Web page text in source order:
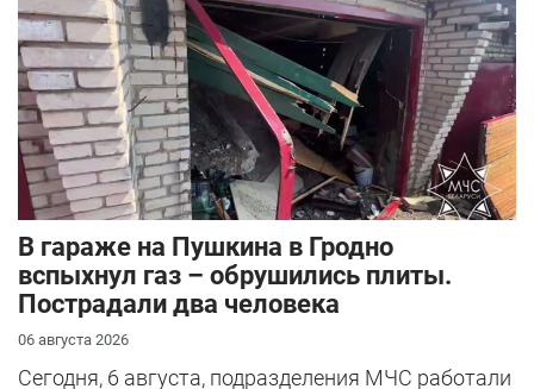
В гараже на Пушкина в Гродно
вспыхнул газ – обрушились плиты.
Пострадали два человека
06 августа 2026
Сегодня, 6 августа, подразделения МЧС работали